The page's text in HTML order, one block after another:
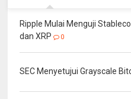
Ripple Mulai Menguji
dan XRP
0
SEC Menyetujui Grayscale